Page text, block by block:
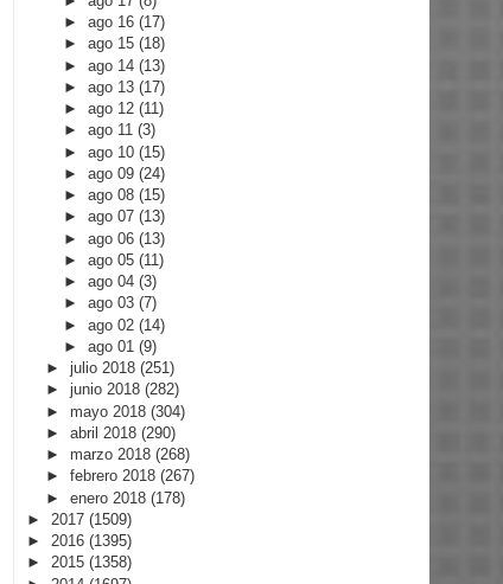
►ago 16(17)
►ago 15(18)
►ago 14(13)
►ago 13(17)
►ago 12(11)
►ago 11(3)
►ago 10(15)
►ago 09(24)
►ago 08(15)
►ago 07(13)
►ago 06(13)
►ago 05(11)
►ago 04(3)
►ago 03(7)
►ago 02(14)
►ago 01(9)
► julio 2018 (251)
► junio 2018 (282)
► mayo 2018 (304)
► abril 2018 (290)
► marzo 2018 (268)
► febrero 2018 (267)
► enero 2018 (178)
► 2017 (1509)
► 2016 (1395)
► 2015 (1358)